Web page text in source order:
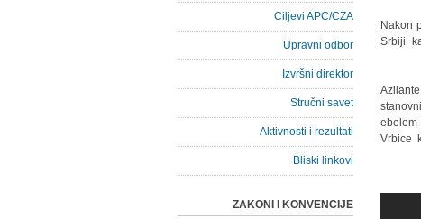
Nakon
Srbiji
Vrbice
Ciljevi APC/CZA
Upravni odbor
Izvršni direktor
Stručni savet
Aktivnosti i rezultati
Bliski linkovi
ZAKONI I KONVENCIJE